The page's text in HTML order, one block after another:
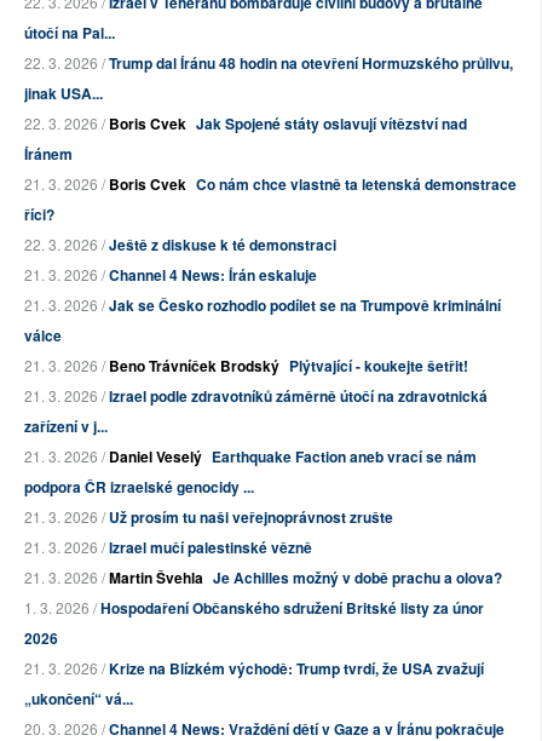
útočí na Pal...
22. 3. 2026 /Trump dal Íránu 48 hodin na otevření Hormuzského průlivu,
jinak USA...
22. 3. 2026 /Boris Cvek Jak Spojené státy oslavují vítězství nad
Íránem
21. 3. 2026 /Boris Cvek Co nám chce vlastně ta letenská demonstrace
říci?
22. 3. 2026 /Ještě z diskuse k té demonstraci
21. 3. 2026 /Channel 4 News: Írán eskaluje
21. 3. 2026 /Jak se Česko rozhodlo podílet se na Trumpově kriminální
válce
21. 3. 2026 /Beno Trávníček Brodský Plýtvající - koukejte šetřit!
21. 3. 2026 /Izrael podle zdravotníků záměrně útočí na zdravotnická
zařízení v j...
21. 3. 2026 /Daniel Veselý Earthquake Faction aneb vrací se nám
podpora ČR izraelské genocidy ...
21. 3. 2026 /Už prosím tu naši veřejnoprávnost zrušte
21. 3. 2026 /Izrael mučí palestinské vězně
21. 3. 2026 /Martin Švehla Je Achilles možný v době prachu a olova?
1. 3. 2026 /Hospodaření Občanského sdružení Britské listy za únor
2026
21. 3. 2026 /Krize na Blízkém východě: Trump tvrdí, že USA zvažují
„ukončení“ vá...
20. 3. 2026 /Channel 4 News: Vraždění dětí v Gaze a v Íránu pokračuje